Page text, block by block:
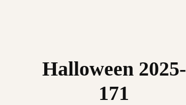
Halloween 2025-
171